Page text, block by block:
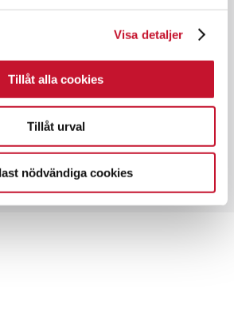
Visa detaljer
Tillåt alla cookies
Tillåt urval
nödvändiga cookies
ligger i nordöstra Lund med
främst inom
och är ett av Sveriges
innovationsdistrikt.